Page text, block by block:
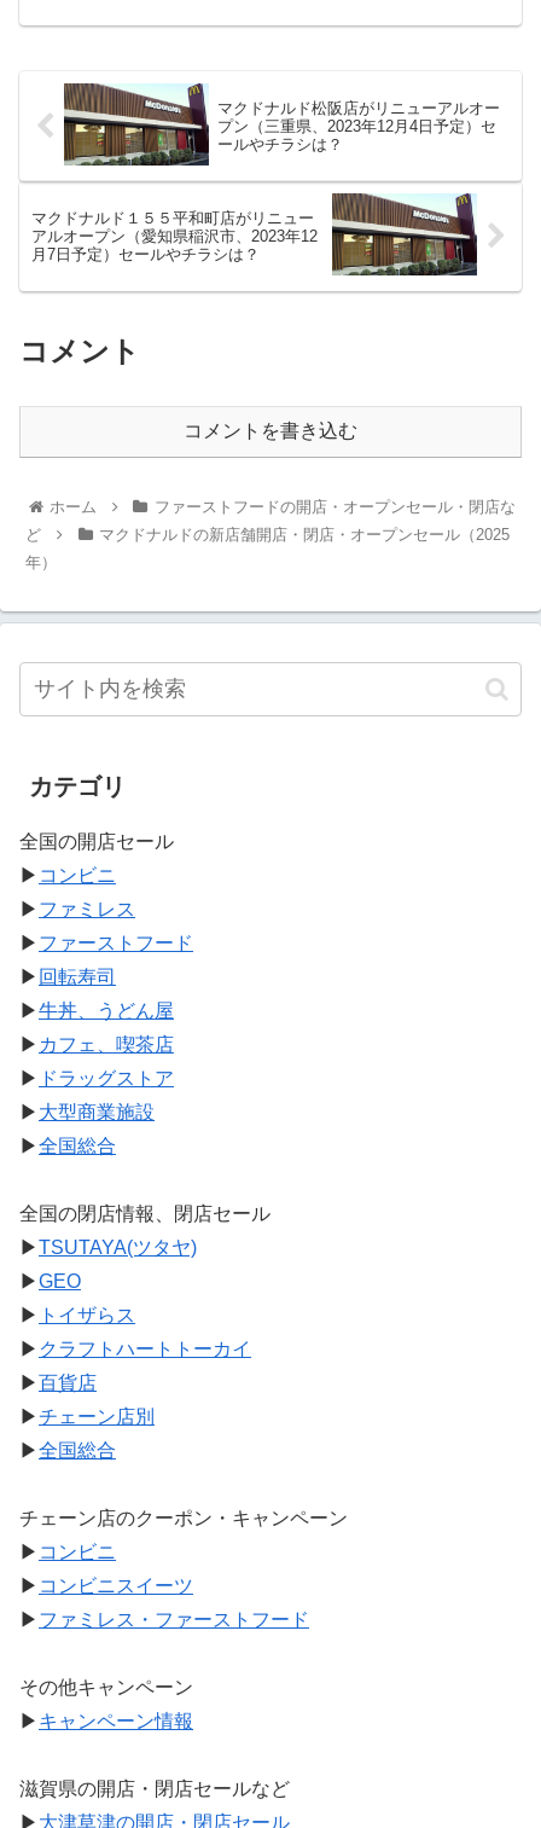
マクドナルド松阪店がリニューアルオー
プン（三重県、2023年12月4日予定）セ
ールやチラシは？
マクドナルド１５５平和町店がリニュー
アルオープン（愛知県稲沢市、2023年12
月7日予定）セールやチラシは？
コメント
コメントを書き込む
ホーム
ファーストフードの開店・オープンセール・閉店な
ど
マクドナルドの新店舗開店・閉店・オープンセール（2025
年）
カテゴリ
全国の開店セール
▶ コンビニ
▶ ファミレス
▶ ファーストフード
▶ 回転寿司
▶牛丼、うどん屋
▶ カフェ、喫茶店
▶ ドラッグストア
▶ 大型商業施設
▶全国総合
全国の閉店情報、閉店セール
▶TSUTAYA(ツタヤ)
▶GEO
▶ トイザらス
▶ クラフトハートトーカイ
▶百貨店
▶チェーン店別
▶全国総合
チェーン店のクーポン・キャンペーン
▶ コンビニ
▶ コンビニスイーツ
▶ ファミレス・ファーストフード
その他キャンペーン
▶ キャンペーン情報
滋賀県の開店・閉店セールなど
▶ 大津草津の開店・閉店セール